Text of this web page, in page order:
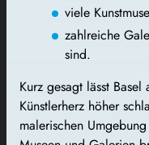
viele
zahlreiche
sind.
Kurz gesagt lässt Basel
Künstlerherz höher
malerischen